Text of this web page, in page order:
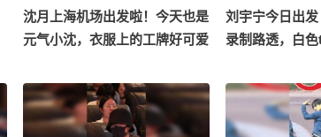
沈月上海机场出发啦！今天也是
元气小沈，衣服上的工牌好可爱
刘宇宁今日出发
录制路透，白
制路透